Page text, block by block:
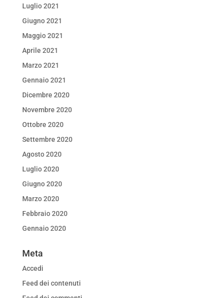
Luglio 2021
Giugno 2021
Maggio 2021
Aprile 2021
Marzo 2021
Gennaio 2021
Dicembre 2020
Novembre 2020
Ottobre 2020
Settembre 2020
Agosto 2020
Luglio 2020
Giugno 2020
Marzo 2020
Febbraio 2020
Gennaio 2020
Meta
Accedi
Feed dei contenuti